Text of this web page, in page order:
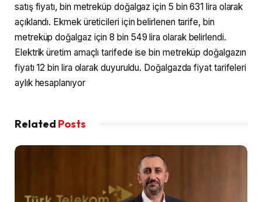
satış fiyatı, bin metreküp doğalgaz için 5 bin 631 lira olarak
açıklandı. Ekmek üreticileri için belirlenen tarife, bin
metreküp doğalgaz için 8 bin 549 lira olarak belirlendi.
Elektrik üretim amaçlı tarifede ise bin metreküp doğalgazın
fiyatı 12 bin lira olarak duyuruldu. Doğalgazda fiyat tarifeleri
aylık hesaplanıyor
Related Posts